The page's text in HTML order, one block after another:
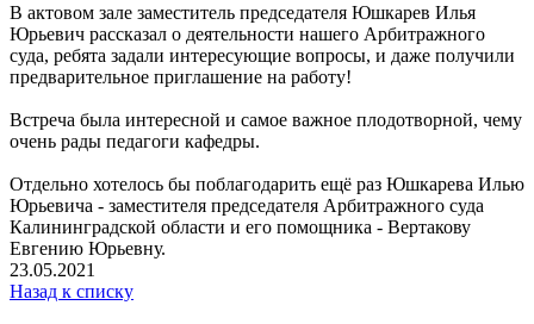
В актовом зале заместитель председателя Юшкарев Илья
Юрьевич рассказал о деятельности нашего Арбитражного
суда, ребята задали интересующие вопросы, и даже получили
предварительное приглашение на работу!
Встреча была интересной и самое важное плодотворной, чему
очень рады педагоги кафедры.
Отдельно хотелось бы поблагодарить ещё раз Юшкарева Илью
Юрьевича - заместителя председателя Арбитражного суда
Калининградской области и его помощника - Вертакову
Евгению Юрьевну.
23.05.2021
Назад к списку